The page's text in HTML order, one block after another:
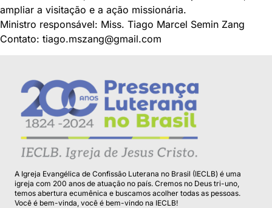
ampliar a visitação e a ação missionária.
Ministro responsável: Miss. Tiago Marcel Semin Zang
Contato: tiago.mszang@gmail.com
A Igreja Evangélica de Confissão Luterana no Brasil (IECLB) é uma
igreja com 200 anos de atuação no país. Cremos no Deus tri-uno,
temos abertura ecumênica e buscamos acolher todas as pessoas.
Você é bem-vinda, você é bem-vindo na IECLB!